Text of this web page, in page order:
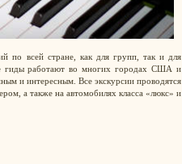
по всей стране, как для групп, так и для
гиды работают во многих городах США и
и интересным. Все экскурсии проводятся
а также на автомобилях класса «люкс» и